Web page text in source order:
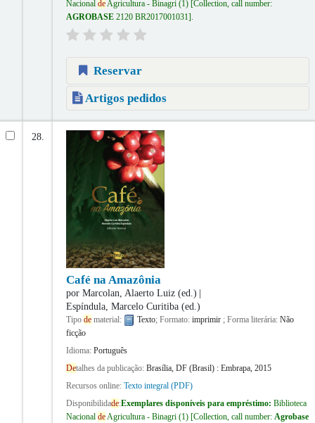
Nacional deAgricultura - Binagri(1) Collection, call number:
AGROBASE 2120 BR2017001031 .
Reservar
Artigos pedidos
28.
Café na Amazônia
por Marcolan, Alaerto Luiz (ed.)
Espíndula, Marcelo Curitiba (ed.)
Tipo dematerial: Texto; Formato: imprimir ; Forma literária: Não
ficção
Idioma: Português
Detalhes da publicação: Brasília, DF (Brasil) : Embrapa, 2015
Recursos online: Texto integral (PDF)
Disponibilidade:Exemplares disponíveis para empréstimo: Biblioteca
Nacional deAgricultura - Binagri(1) Collection, call number: Agrobase